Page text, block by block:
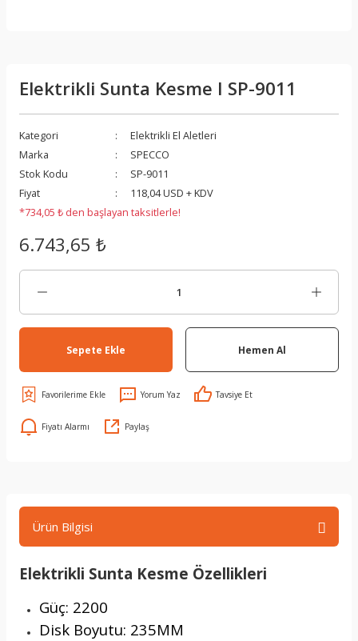
Elektrikli Sunta Kesme I SP-9011
Kategori
Elektrikli El Aletleri
Marka
SPECCO
Stok Kodu
SP-9011
Fiyat
118,04 USD + KDV
*734,05 ₺ den başlayan taksitlerle!
6.743,65 ₺
Sepete Ekle Hemen Al
Yorum Yaz Tavsiye Et
Fiyatı Alarmı Paylaş
Ürün Bilgisi
Elektrikli Sunta Kesme Özellikleri
Güç: 2200
Disk Boyutu: 235MM